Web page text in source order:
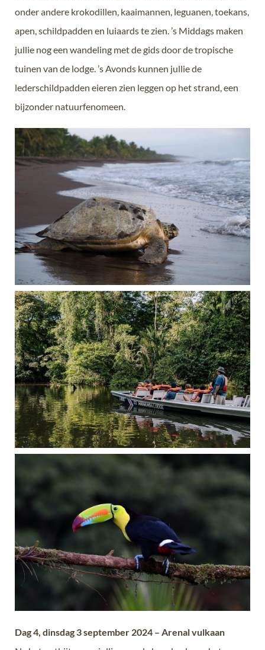
onder andere krokodillen, kaaimannen, leguanen, toekans,
apen, schildpadden en luiaards te zien. ’s Middags maken
jullie nog een wandeling met de gids door de tropische
tuinen van de lodge. ’s Avonds kunnen jullie de
lederschildpadden eieren zien leggen op het strand, een
bijzonder natuurfenomeen.
Dag 4, dinsdag 3 september 2024 – Arenal vulkaan